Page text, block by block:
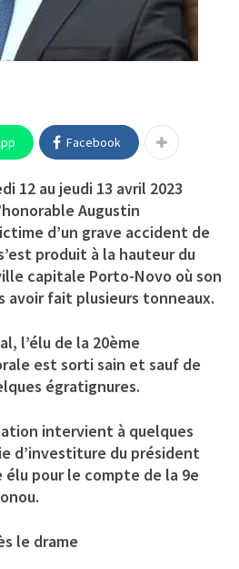
Facebook
12 au jeudi 13 avril 2023
Augustin
d’un grave accident de
produit à la hauteur du
capitale Porto-Novo où son
avoir fait plusieurs tonneaux.
l’élu de la 20ème
est sorti sain et sauf de
égratignures.
intervient à quelques
d’investiture du président
élu pour le compte de la 9e
le drame